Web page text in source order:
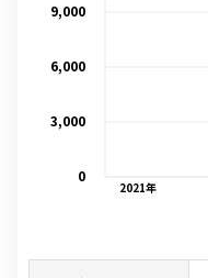
2021年
0
3,000
6,000
9,000